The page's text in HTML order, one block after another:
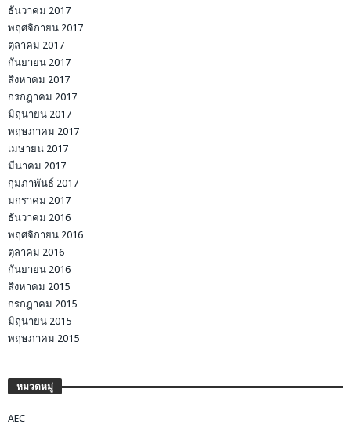
ธันวาคม 2017
พฤศจิกายน 2017
ตุลาคม 2017
กันยายน 2017
สิงหาคม 2017
กรกฎาคม 2017
มิถุนายน 2017
พฤษภาคม 2017
เมษายน 2017
มีนาคม 2017
กุมภาพันธ์ 2017
มกราคม 2017
ธันวาคม 2016
พฤศจิกายน 2016
ตุลาคม 2016
กันยายน 2016
สิงหาคม 2015
กรกฎาคม 2015
มิถุนายน 2015
พฤษภาคม 2015
หมวดหมู่
AEC